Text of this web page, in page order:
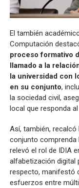
El también
Computación
proceso formativo
llamado a la
la universidad con
en su conjunto,
la sociedad civil,
local que responda
Así, también, recalcó
conjunto comprenda
relevó el rol de IDIA
alfabetización digital
respecto, manifestó
esfuerzos entre